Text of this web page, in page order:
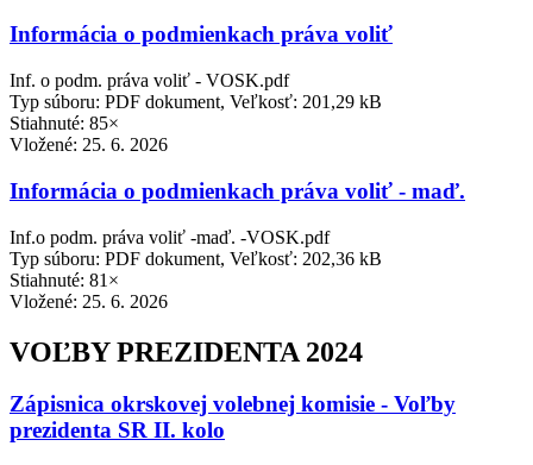
Informácia o podmienkach práva voliť
Inf. o podm. práva voliť - VOSK.pdf
Typ súboru: PDF dokument, Veľkosť: 201,29 kB
Stiahnuté: 85×
Vložené: 25. 6. 2026
Informácia o podmienkach práva voliť - maď.
Inf.o podm. práva voliť -maď. -VOSK.pdf
Typ súboru: PDF dokument, Veľkosť: 202,36 kB
Stiahnuté: 81×
Vložené: 25. 6. 2026
VOĽBY PREZIDENTA 2024
Zápisnica okrskovej volebnej komisie - Voľby
prezidenta SR II. kolo